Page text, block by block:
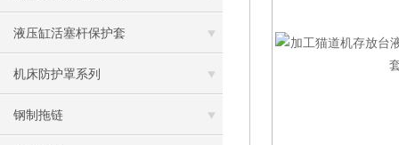
液压缸活塞杆保护套
机床防护罩系列
钢制拖链